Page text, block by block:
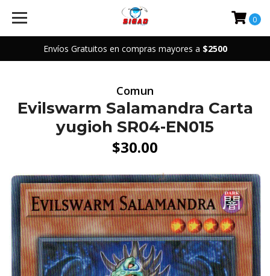
Envíos Gratuitos en compras mayores a $2500
0
Comun
Evilswarm Salamandra Carta
yugioh SR04-EN015
$30.00